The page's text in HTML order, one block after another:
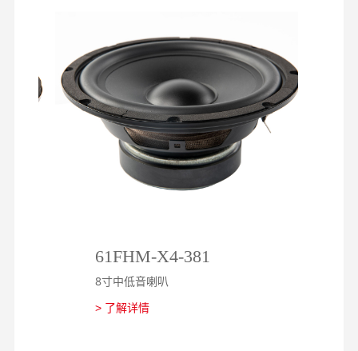
61FHM-X4-381
8寸中低音喇叭
> 了解详情